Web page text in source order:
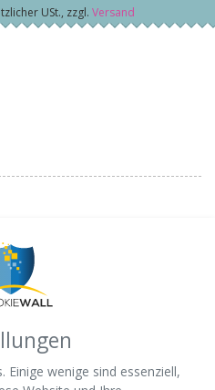
USt., zzgl. Versand
Einige wenige sind essenziell,